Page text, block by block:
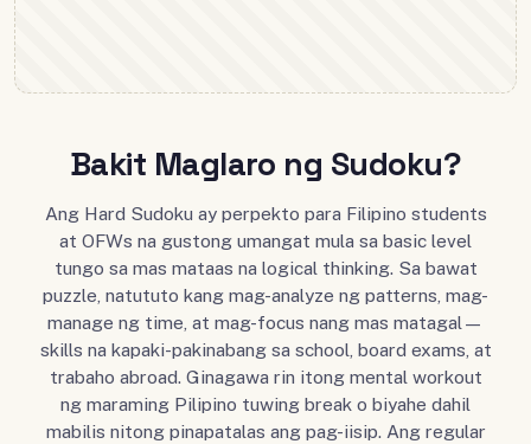
Bakit Maglaro ng Sudoku?
Ang Hard Sudoku ay perpekto para Filipino students
at OFWs na gustong umangat mula sa basic level
tungo sa mas mataas na logical thinking. Sa bawat
puzzle, natututo kang mag-analyze ng patterns, mag-
manage ng time, at mag-focus nang mas matagal—
skills na kapaki-pakinabang sa school, board exams, at
trabaho abroad. Ginagawa rin itong mental workout
ng maraming Pilipino tuwing break o biyahe dahil
mabilis nitong pinapatalas ang pag-iisip. Ang regular